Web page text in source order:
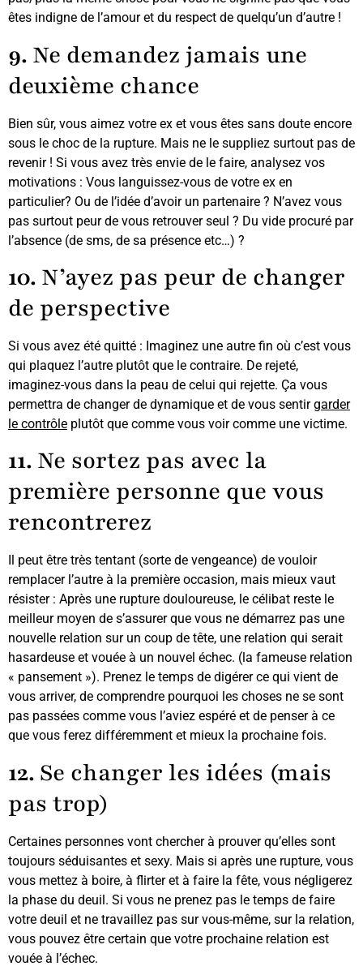
êtes indigne de l’amour et du respect de quelqu’un d’autre !
9. Ne demandez jamais une
deuxième chance
Bien sûr, vous aimez votre ex et vous êtes sans doute encore
sous le choc de la rupture. Mais ne le suppliez surtout pas de
revenir ! Si vous avez très envie de le faire, analysez vos
motivations : Vous languissez-vous de votre ex en
particulier? Ou de l’idée d’avoir un partenaire ? N’avez vous
pas surtout peur de vous retrouver seul ? Du vide procuré par
l’absence (de sms, de sa présence etc…) ?
10. N’ayez pas peur de changer
de perspective
Si vous avez été quitté : Imaginez une autre fin où c’est vous
qui plaquez l’autre plutôt que le contraire. De rejeté,
imaginez-vous dans la peau de celui qui rejette. Ça vous
permettra de changer de dynamique et de vous sentirgarder
le contrôle plutôt que comme vous voir comme une victime.
11. Ne sortez pas avec la
première personne que vous
rencontrerez
Il peut être très tentant (sorte de vengeance) de vouloir
remplacer l’autre à la première occasion, mais mieux vaut
résister : Après une rupture douloureuse, le célibat reste le
meilleur moyen de s’assurer que vous ne démarrez pas une
nouvelle relation sur un coup de tête, une relation qui serait
hasardeuse et vouée à un nouvel échec. (la fameuse relation
« pansement »). Prenez le temps de digérer ce qui vient de
vous arriver, de comprendre pourquoi les choses ne se sont
pas passées comme vous l’aviez espéré et de penser à ce
que vous ferez différemment et mieux la prochaine fois.
12. Se changer les idées (mais
pas trop)
Certaines personnes vont chercher à prouver qu’elles sont
toujours séduisantes et sexy. Mais si après une rupture, vous
vous mettez à boire, à flirter et à faire la fête, vous négligerez
la phase du deuil. Si vous ne prenez pas le temps de faire
votre deuil et ne travaillez pas sur vous-même, sur la relation,
vous pouvez être certain que votre prochaine relation est
vouée à l’échec.